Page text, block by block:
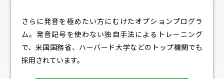
さらに発音を極めたい方にむけたオプションプログラ
ム。発音記号を使わない独自手法によるトレーニング
で、米国国務省、ハーバード大学などのトップ機関でも
採用されています。